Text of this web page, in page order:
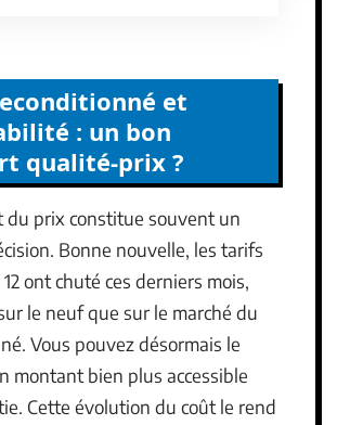
et
: un bon
qualité-prix ?
du prix constitue souvent un
Bonne nouvelle, les tarifs
12 ont chuté ces derniers mois,
le neuf que sur le marché du
Vous pouvez désormais le
montant bien plus accessible
Cette évolution du coût le rend